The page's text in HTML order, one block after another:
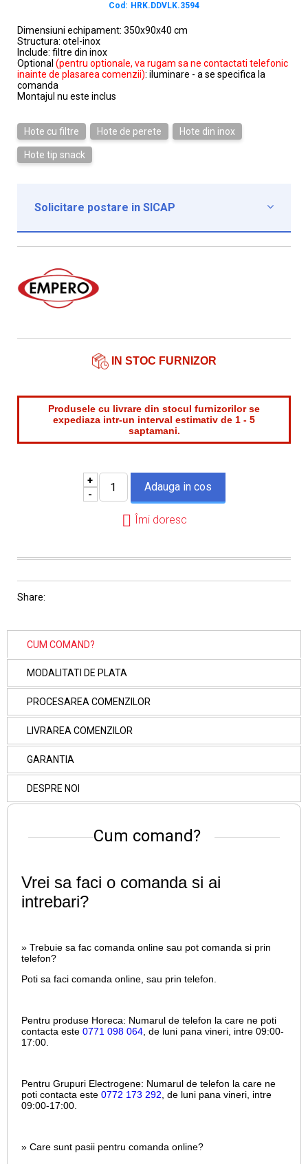
Cod: HRK.DDVLK.3594
Dimensiuni echipament: 350x90x40 cm
Structura: otel-inox
Include: filtre din inox
Optional (pentru optionale, va rugam sa ne contactati telefonic
inainte de plasarea comenzii): iluminare - a se specifica la
comanda
Montajul nu este inclus
Hote cu filtre Hote de perete Hote din inox
Hote tip snack
Solicitare postare in SICAP 
Institutie*
Nume contact*
IN STOC FURNIZOR
Produsele cu livrare din stocul furnizorilor se
expediaza intr-un interval estimativ de 1 - 5
saptamani.
+
-
Îmi doresc
Share:
CUM COMAND?
MODALITATI DE PLATA
PROCESAREA COMENZILOR
LIVRAREA COMENZILOR
GARANTIA
DESPRE NOI
Cum comand?
Vrei sa faci o comanda si ai
intrebari?
» Trebuie sa fac comanda online sau pot comanda si prin
telefon?
Poti sa faci comanda online, sau prin telefon.
Pentru produse Horeca: Numarul de telefon la care ne poti
contacta este 0771 098 064, de luni pana vineri, intre 09:00-
17:00.
Pentru Grupuri Electrogene: Numarul de telefon la care ne
poti contacta este 0772 173 292, de luni pana vineri, intre
09:00-17:00.
» Care sunt pasii pentru comanda online?